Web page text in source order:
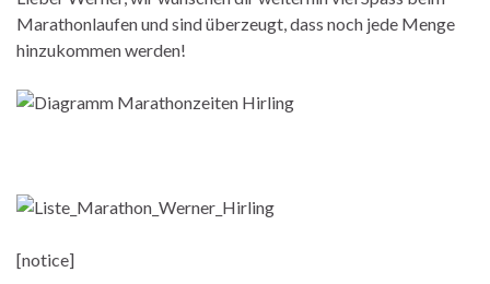
Marathonlaufen und sind überzeugt, dass noch jede Menge
hinzukommen werden!
[notice]